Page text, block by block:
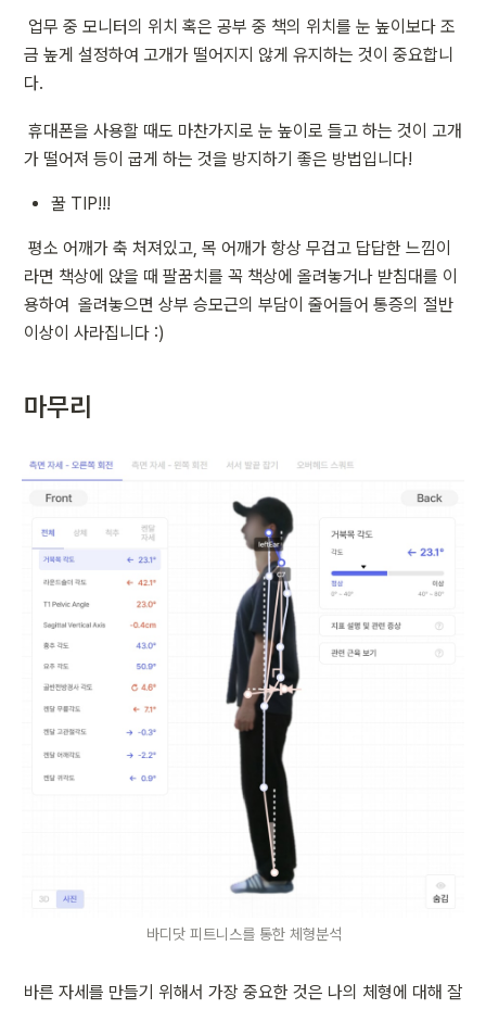
금 높게 설정하여 고개가 떨어지지 않게 유지하는 것이 중요합니
다.
가 떨어져 등이 굽게 하는 것을 방지하기 좋은 방법입니다!
꿀 TIP!!!
라면 책상에 앉을 때 팔꿈치를 꼭 책상에 올려놓거나 받침대를 이
용하여  올려놓으면 상부 승모근의 부담이 줄어들어 통증의 절반
이상이 사라집니다 :)
마무리
바디닷 피트니스를 통한 체형분석
바른 자세를 만들기 위해서 가장 중요한 것은 나의 체형에 대해 잘